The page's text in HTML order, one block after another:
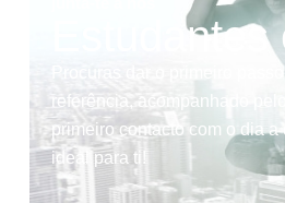
Estudantes
Procuras dar o primeiro
referência, acompanhado
primeiro contacto com o dia a
ideal para ti!